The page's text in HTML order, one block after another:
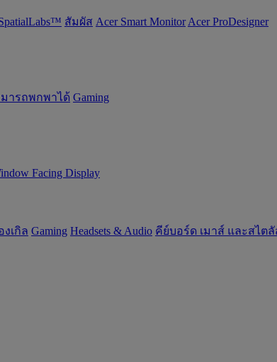
สัมผัส Acer Smart Monitor Acer ProDesigner
ารถพกพาได้ Gaming
Facing Display
เกิล Gaming ‌Headsets & Audio คีย์บอร์ด เมาส์ และสไตลั